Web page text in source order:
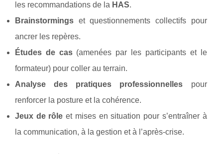
les recommandations de la HAS.
Brainstormings et questionnements collectifs pour
ancrer les repères.
Études de cas(amenées par les participants et le
formateur) pour coller au terrain.
Analyse des pratiques professionnelles pour
renforcer la posture et la cohérence.
Jeux de rôle et mises en situation pour s’entraîner à
la communication, à la gestion et à l’après-crise.